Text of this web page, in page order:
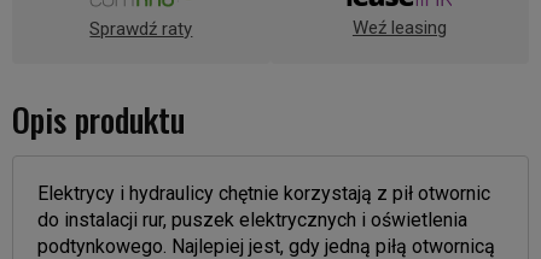
Sprawdź raty Weź leasing
Opis produktu
Elektrycy i hydraulicy chętnie korzystają z pił otwornic
do instalacji rur, puszek elektrycznych i oświetlenia
podtynkowego. Najlepiej jest, gdy jedną piłą otwornicą